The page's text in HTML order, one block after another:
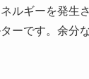
ルギーを発生
ーです。余分